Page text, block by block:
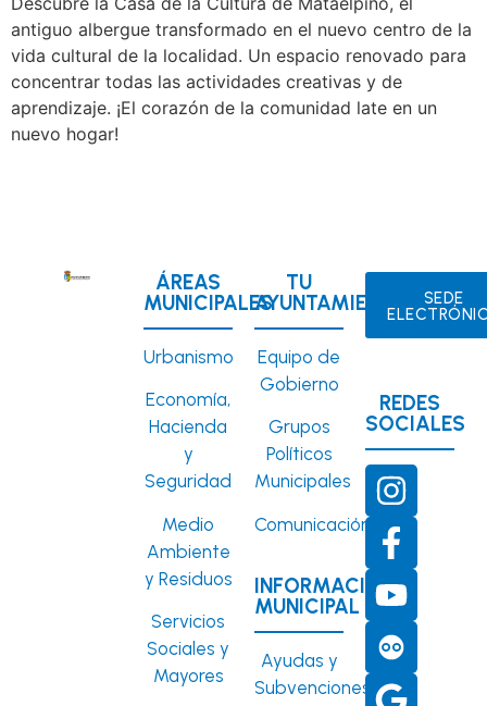
antiguo albergue transformado en el nuevo centro de la
vida cultural de la localidad. Un espacio renovado para
concentrar todas las actividades creativas y de
aprendizaje. ¡El corazón de la comunidad late en un
nuevo hogar!
ÁREAS
MUNICIPALES
Urbanismo
Economía,
Hacienda
y
Seguridad
Medio
Ambiente
y Residuos
Servicios
Sociales y
Mayores
TU
AYUNTAMIENTO
Equipo de
Gobierno
Grupos
Políticos
Municipales
Comunicación
INFORMACIÓN
MUNICIPAL
Ayudas y
Subvenciones
SEDE
REDES
SOCIALES